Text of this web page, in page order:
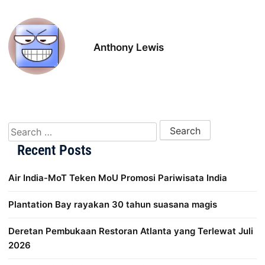
Anthony Lewis
Search for:
Recent Posts
Air India-MoT Teken MoU Promosi Pariwisata India
Plantation Bay rayakan 30 tahun suasana magis
Deretan Pembukaan Restoran Atlanta yang Terlewat Juli
2026